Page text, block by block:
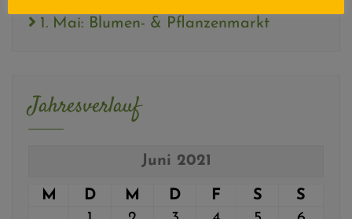
1. Mai: Blumen- & Pflanzenmarkt
Jahresverlauf
Juni 2021
M D M D F S
S